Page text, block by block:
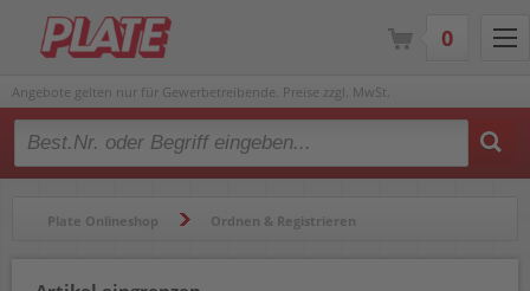
Angebote gelten nur für Gewerbetreibende. Preise zzgl. MwSt.
Type 2 or more characters for results.
Plate Onlineshop Ordnen & Registrieren
0